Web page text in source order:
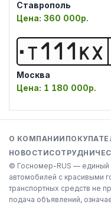
Ставрополь
Цена: 360 000р.
Т1 1 1 КХ
Москва
Цена: 1 180 000р.
© Госномер-RUS — единый
автомобилей с красивыми
транспортных средств не
подача объявлений,
О КОМПАНИИ
НОВОСТИ